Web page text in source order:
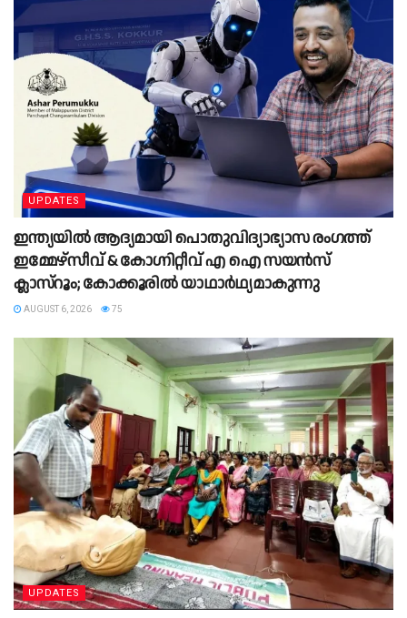
UPDATES
ഇന്ത്യയിൽ ആദ്യമായി പൊതുവിദ്യാഭ്യാസ രംഗത്ത്
ഇമ്മേഴ്സീവ് & കോഗ്നിറ്റീവ് എ ഐ സയൻസ്
ക്ലാസ്‌റൂം; കോക്കൂരിൽ യാഥാർഥ്യമാകുന്നു
AUGUST 6, 2026 75
UPDATES